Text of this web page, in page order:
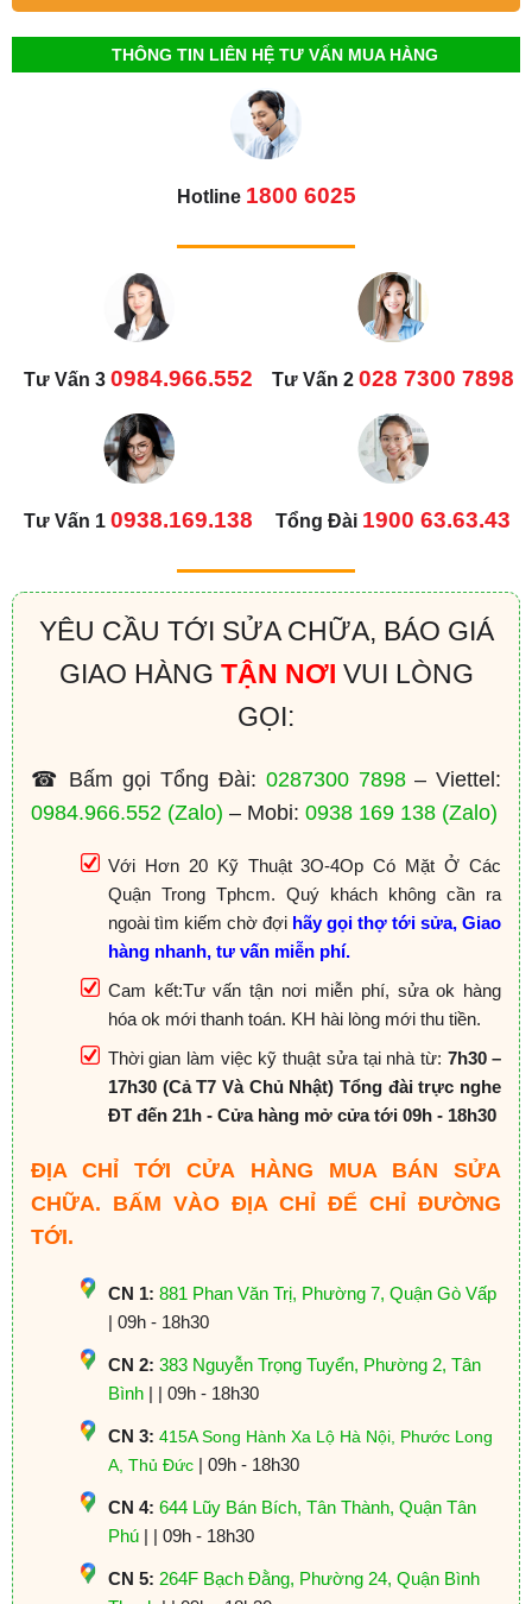
THÔNG TIN LIÊN HỆ TƯ VẤN MUA HÀNG
Hotline 1800 6025
Tư Vấn 3 0984.966.552 Tư Vấn 2 028 7300 7898
Tư Vấn 1 0938.169.138 Tổng Đài 1900 63.63.43
YÊU CẦU TỚI SỬA CHỮA, BÁO GIÁ
GIAO HÀNG TẬN NƠI VUI LÒNG
GỌI:
☎ Bấm gọi Tổng Đài: 0287300 7898– Viettel:
0984.966.552 (Zalo) – Mobi: 0938 169 138 (Zalo)
Với Hơn 20 Kỹ Thuật 3O-4Op Có Mặt Ở Các
Quận Trong Tphcm. Quý khách không cần ra
ngoài tìm kiếm chờ đợi hãy gọi thợ tới sửa, Giao
hàng nhanh, tư vấn miễn phí.
Cam kết:Tư vấn tận nơi miễn phí, sửa ok hàng
hóa ok mới thanh toán. KH hài lòng mới thu tiền.
Thời gian làm việc kỹ thuật sửa tại nhà từ: 7h30 –
17h30 (Cả T7 Và Chủ Nhật) Tổng đài trực nghe
ĐT đến 21h - Cửa hàng mở cửa tới 09h - 18h30
ĐỊA CHỈ TỚI CỬA HÀNG MUA BÁN SỬA
CHỮA. BẤM VÀO ĐỊA CHỈ ĐỂ CHỈ ĐƯỜNG
TỚI.
CN 1: 881 Phan Văn Trị, Phường 7, Quận Gò Vấp
| 09h - 18h30
CN 2: 383 Nguyễn Trọng Tuyển, Phường 2, Tân
Bình| | 09h - 18h30
CN 3: 415A Song Hành Xa Lộ Hà Nội, Phước Long
A, Thủ Đức| 09h - 18h30
CN 4: 644 Lũy Bán Bích, Tân Thành, Quận Tân
Phú| | 09h - 18h30
CN 5: 264F Bạch Đằng, Phường 24, Quận Bình